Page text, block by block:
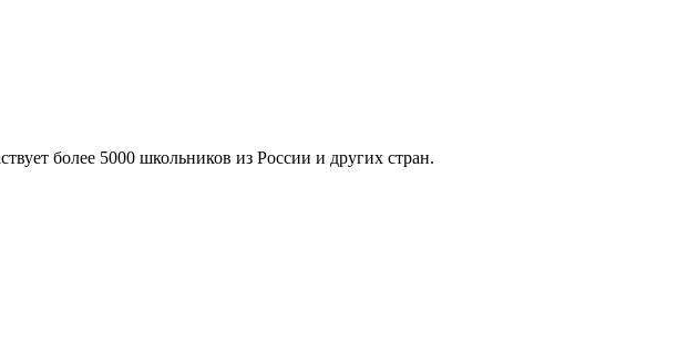
более 5000 школьников из России и других стран.